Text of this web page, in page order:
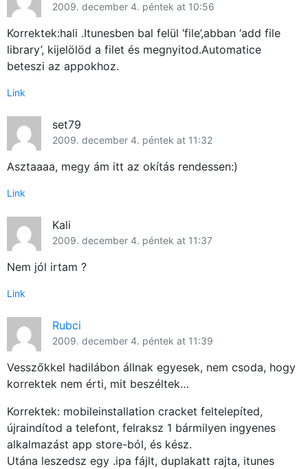
2009. december 4. péntek at 10:56
Korrektek:hali .Itunesben bal felül ‘file’,abban ‘add file
library’, kijelölöd a filet és megnyitod.Automatice
beteszi az appokhoz.
Link
set79
2009. december 4. péntek at 11:32
Asztaaaa, megy ám itt az okítás rendessen:)
Link
Kali
2009. december 4. péntek at 11:37
Nem jól irtam ?
Link
Rubci
2009. december 4. péntek at 11:39
Vesszőkkel hadilábon állnak egyesek, nem csoda, hogy
korrektek nem érti, mit beszéltek…
Korrektek: mobileinstallation cracket feltelepíted,
újraindítod a telefont, felraksz 1 bármilyen ingyenes
alkalmazást app store-ból, és kész.
Utána leszedsz egy .ipa fájlt, duplakatt rajta, itunes